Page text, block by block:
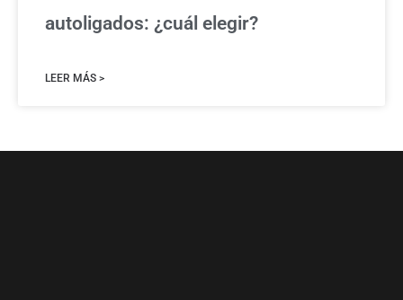
autoligados: ¿cuál elegir?
LEER MÁS >